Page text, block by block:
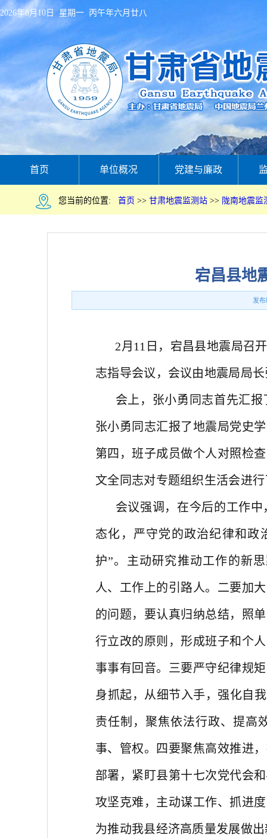
2026年8月10日 星期一 丙午年六月廿八
首页 单位概况 党建与廉政
您当前的位置: 首页 >> 甘肃地震监测站 >> 陇南地震监
宕昌县地
发
2月11日，宕昌县地震局召
志指导会议， 会议由地震局局
会上，张小勇同志首先汇
张小勇同志汇报了地震局党史
第四，班子成员做个人对照检
文全同志对专题组织生活会进
会议强调，在今后的工作
态化，严守党的政治纪律和政
护”。主动研究推动工作的新
人、工作上的引路人。二要加
的问题，要认真归纳总结，照
行立改的原则，形成班子和个
事事有回音。三要严守纪律规
身抓起，从细节入手，强化自
责任制，聚焦依法行政、提高
事、管权。四要聚焦高效推进
部署，紧盯县第十七次党代会
攻坚克难，主动谋工作、抓进
为推动我县经济高质量发展做